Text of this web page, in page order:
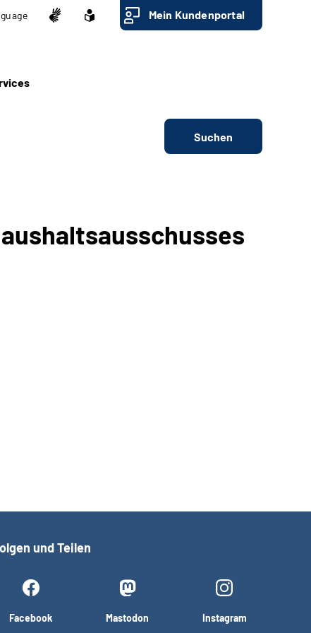
Mein Kundenportal
Suchen
und Teilen
Facebook Mastodon Instagram